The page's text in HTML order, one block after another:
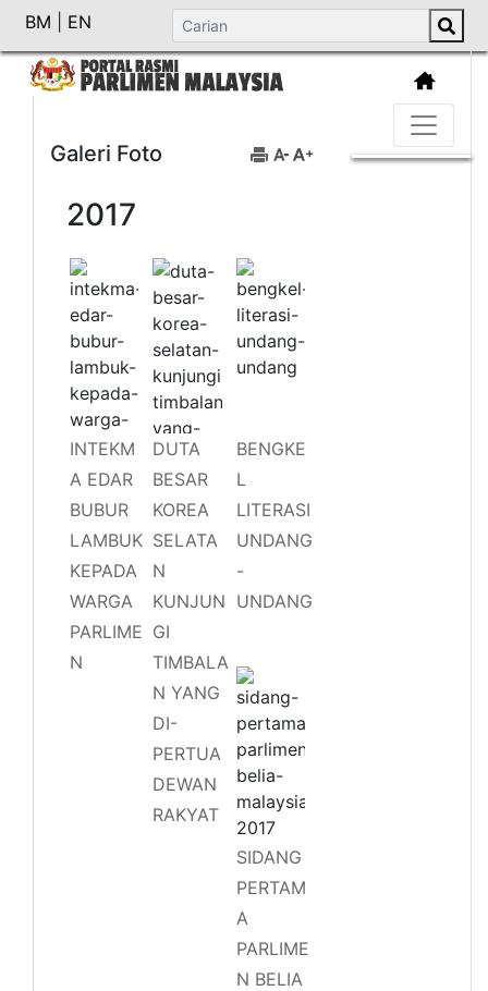
BM EN
Galeri Foto
2017
INTEKM
A EDAR
BUBUR
LAMBUK
KEPADA
WARGA
PARLIME
N
DUTA
BESAR
KOREA
SELATA
N
KUNJUN
GI
TIMBALA
N YANG
DI-
PERTUA
DEWAN
RAKYAT
BENGKE
L
LITERASI
UNDANG
-
UNDANG
SIDANG
PERTAM
A
PARLIME
N BELIA